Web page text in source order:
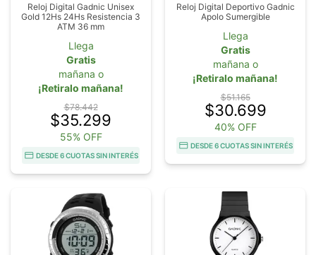
Reloj Digital Gadnic Unisex
Gold 12Hs 24Hs Resistencia 3
ATM 36 mm
Llega
Gratis
mañana o
¡Retiralo mañana!
$78.442
$35.299
55% OFF
DESDE 6 CUOTAS SIN INTERÉS
Reloj Digital Deportivo Gadnic
Apolo Sumergible
Llega
Gratis
mañana o
¡Retiralo mañana!
$51.165
$30.699
40% OFF
DESDE 6 CUOTAS SIN INTERÉS